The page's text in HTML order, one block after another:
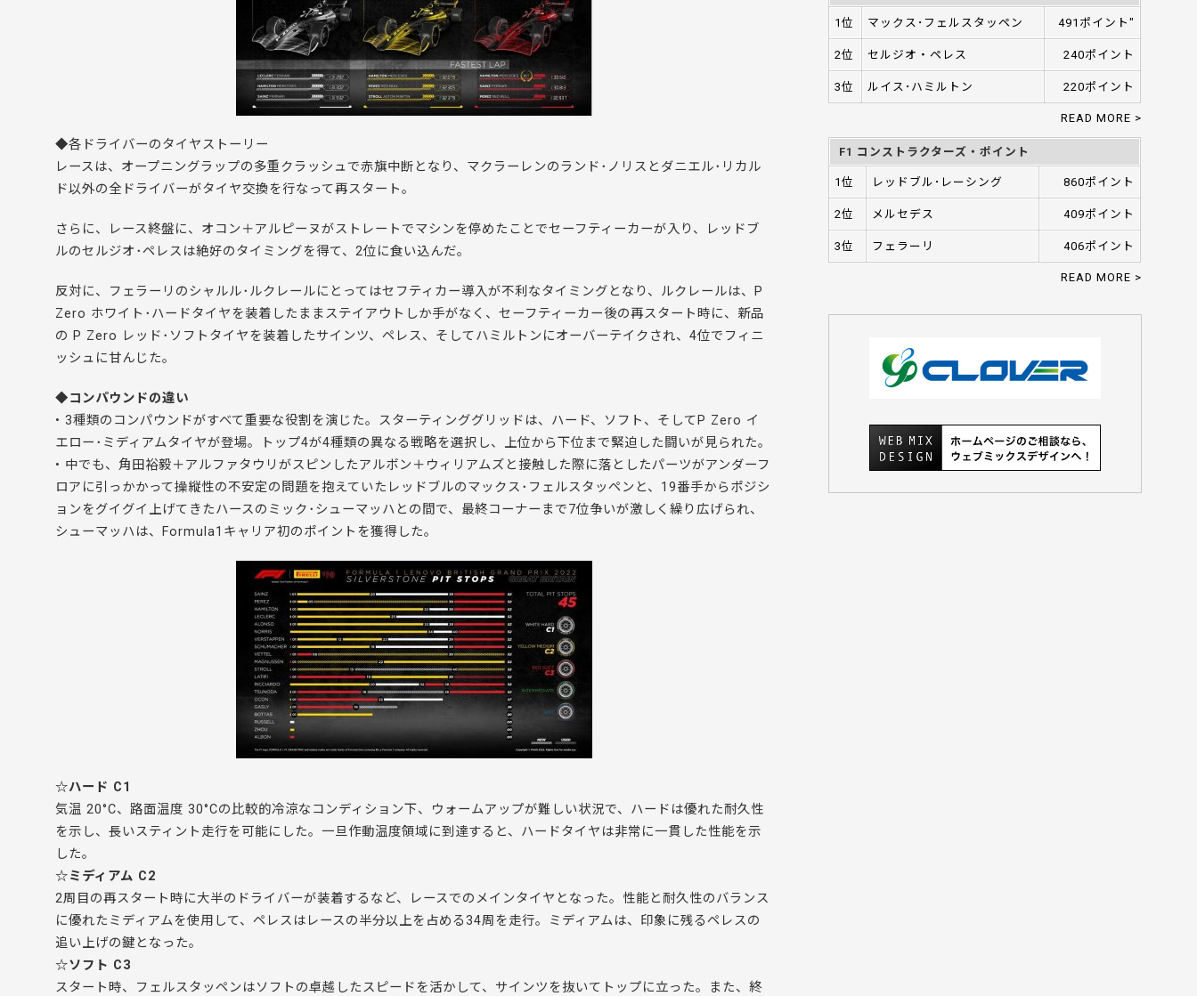
◆各ドライバーのタイヤストーリー
レースは、オープニングラップの多重クラッシュで赤旗中断となり、マクラーレンのランド･ノリスとダニエル･リカル
ド以外の全ドライバーがタイヤ交換を行なって再スタート。
さらに、レース終盤に、オコン＋アルピーヌがストレートでマシンを停めたことでセーフティーカーが入り、レッドブ
ルのセルジオ･ペレスは絶好のタイミングを得て、2位に食い込んだ。
反対に、フェラーリのシャルル･ルクレールにとってはセフティカー導入が不利なタイミングとなり、ルクレールは、P
Zero ホワイト･ハードタイヤを装着したままステイアウトしか手がなく、セーフティーカー後の再スタート時に、新品
の P Zero レッド･ソフトタイヤを装着したサインツ、ペレス、そしてハミルトンにオーバーテイクされ、4位でフィニ
ッシュに甘んじた。
◆コンパウンドの違い
• 3種類のコンパウンドがすべて重要な役割を演じた。スターティンググリッドは、ハード、ソフト、そしてP Zero イ
エロー･ミディアムタイヤが登場。トップ4が4種類の異なる戦略を選択し、上位から下位まで緊迫した闘いが見られた。
• 中でも、角田裕毅＋アルファタウリがスピンしたアルボン＋ウィリアムズと接触した際に落としたパーツがアンダーフ
ロアに引っかかって操縦性の不安定の問題を抱えていたレッドブルのマックス･フェルスタッペンと、19番手からポジシ
ョンをグイグイ上げてきたハースのミック･シューマッハとの間で、最終コーナーまで7位争いが激しく繰り広げられ、
シューマッハは、Formula1キャリア初のポイントを獲得した。
☆ハード C1
気温 20°C、路面温度 30°Cの比較的冷涼なコンディション下、ウォームアップが難しい状況で、ハードは優れた耐久性
を示し、長いスティント走行を可能にした。一旦作動温度領域に到達すると、ハードタイヤは非常に一貫した性能を示
した。
☆ミディアム C2
2周目の再スタート時に大半のドライバーが装着するなど、レースでのメインタイヤとなった。性能と耐久性のバランス
に優れたミディアムを使用して、ペレスはレースの半分以上を占める34周を走行。ミディアムは、印象に残るペレスの
追い上げの鍵となった。
☆ソフト C3
スタート時、フェルスタッペンはソフトの卓越したスピードを活かして、サインツを抜いてトップに立った。また、終
1位 マックス･フェルスタッペン 491ポイント"
2位 セルジオ・ペレス 240ポイント
3位 ルイス･ハミルトン 220ポイント
READ MORE >
F1 コンストラクターズ・ポイント
1位 レッドブル･レーシング 860ポイント
2位 メルセデス 409ポイント
3位 フェラーリ 406ポイント
READ MORE >